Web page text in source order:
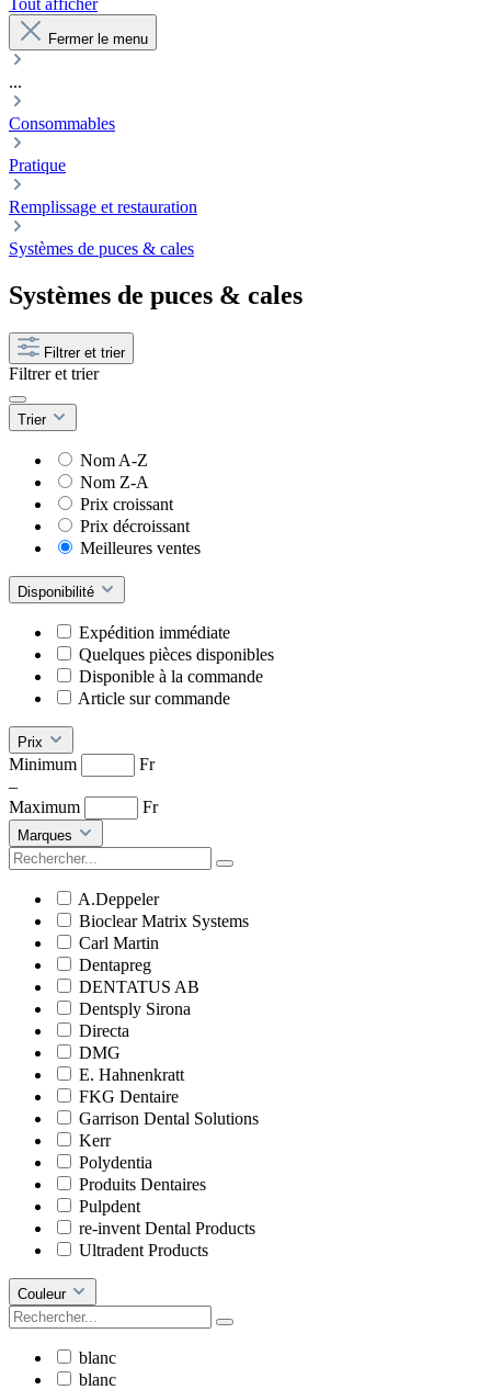
Tout afficher
Fermer le menu
...
Consommables
Pratique
Remplissage et restauration
Systèmes de puces & cales
Systèmes de puces & cales
Filtrer et trier
Filtrer et trier
Trier
Nom A-Z
Nom Z-A
Prix croissant
Prix décroissant
Meilleures ventes
Disponibilité
Expédition immédiate
Quelques pièces disponibles
Disponible à la commande
Article sur commande
Prix
Minimum
Fr
–
Maximum
Fr
Marques
A.Deppeler
Bioclear Matrix Systems
Carl Martin
Dentapreg
DENTATUS AB
Dentsply Sirona
Directa
DMG
E. Hahnenkratt
FKG Dentaire
Garrison Dental Solutions
Kerr
Polydentia
Produits Dentaires
Pulpdent
re-invent Dental Products
Ultradent Products
Couleur
blanc
blanc